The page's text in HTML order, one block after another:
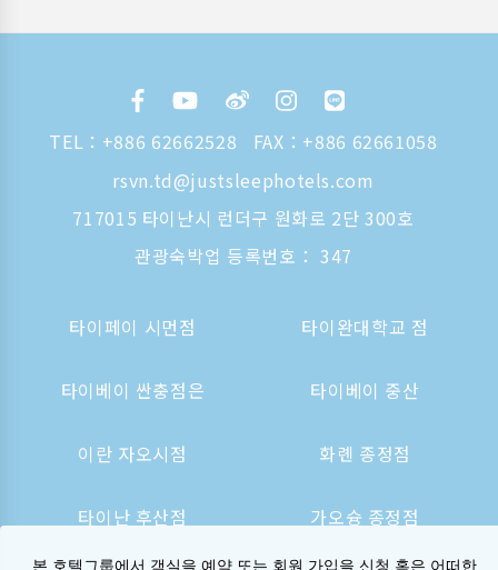
TEL： +886 62662528
FAX：+886 62661058
rsvn.td@justsleephotels.com
717015 타이난시 런더구 원화로 2단 300호
관광숙박업 등록번호： 347
타이페이 시먼점 타이완대학교 점
타이베이 싼충점은 타이베이 중산
이란 자오시점 화롄 종정점
타이난 후산점 가오슝 종정점
본 호텔그룹에서 객실을 예약 또는 회원 가입을 신청 혹은 어떠한